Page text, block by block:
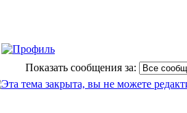
Показать сообщения за: